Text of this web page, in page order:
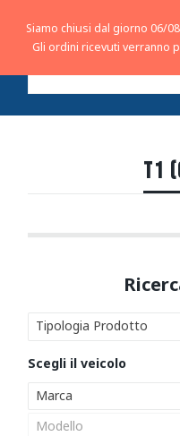
T1
Tipologia Prodotto
Marca
Modello
Siamo chiusi dal giorno 06/
Gli ordini ricevuti verranno